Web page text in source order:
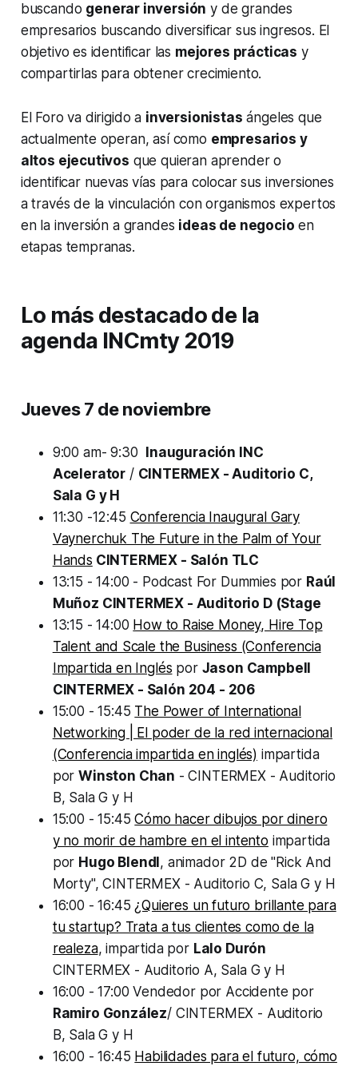
buscando generar inversión y de grandes
empresarios buscando diversificar sus ingresos. El
objetivo es identificar las mejores prácticas y
compartirlas para obtener crecimiento.
El Foro va dirigido a inversionistas ángeles que
actualmente operan, así como empresarios y
altos ejecutivos que quieran aprender o
identificar nuevas vías para colocar sus inversiones
a través de la vinculación con organismos expertos
en la inversión a grandes ideas de negocio en
etapas tempranas.
Lo más destacado de la
agenda INCmty 2019
Jueves 7 de noviembre
9:00 am- 9:30
Inauguración INC
Acelerator / CINTERMEX - Auditorio C,
Sala G y H
11:30 -12:45 Conferencia Inaugural Gary
Vaynerchuk The Future in the Palm of Your
Hands CINTERMEX - Salón TLC
13:15 - 14:00 - Podcast For Dummies por Raúl
Muñoz CINTERMEX - Auditorio D (Stage
13:15 - 14:00 How to Raise Money, Hire Top
Talent and Scale the Business (Conferencia
Impartida en Inglés por Jason Campbell
CINTERMEX - Salón 204 - 206
15:00 - 15:45 The Power of International
Networking | El poder de la red internacional
(Conferencia impartida en inglés) impartida
porWinston Chan - CINTERMEX - Auditorio
B, Sala G y H
15:00 - 15:45Cómo hacer dibujos por dinero
y no morir de hambre en el intento impartida
por Hugo Blendl , animador 2D de "Rick And
Morty", CINTERMEX - Auditorio C, Sala G y H
16:00 - 16:45¿Quieres un futuro brillante para
tu startup? Trata a tus clientes como de la
realeza, impartida por Lalo Durón
CINTERMEX - Auditorio A, Sala G y H
16:00 - 17:00 Vendedor por Accidente por
Ramiro González/ CINTERMEX - Auditorio
B, Sala G y H
16:00 - 16:45 Habilidades para el futuro, cómo